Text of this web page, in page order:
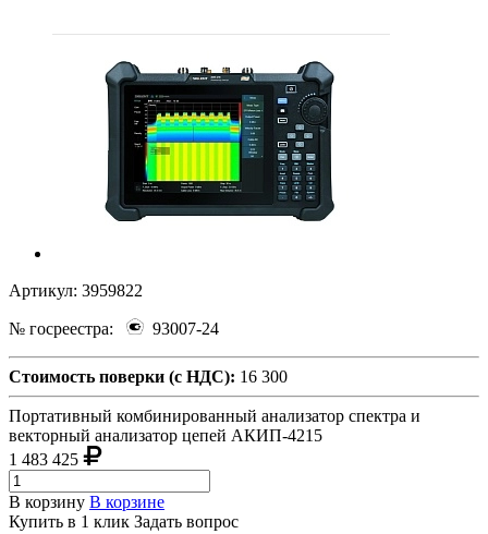
Артикул: 3959822
№ госреестра: 93007-24
Стоимость поверки (с НДС): 16 300
Портативный комбинированный анализатор спектра и
векторный анализатор цепей АКИП-4215
1 483 425
В корзину В корзине
Купить в 1 клик Задать вопрос